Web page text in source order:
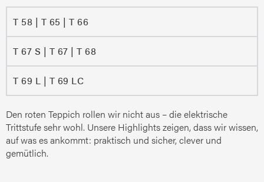
T 58 | T 65 | T 66
T 67 S | T 67 | T 68
T 69 L | T 69 LC
Den roten Teppich rollen wir nicht aus – die elektrische
Trittstufe sehr wohl. Unsere Highlights zeigen, dass wir wissen,
auf was es ankommt: praktisch und sicher, clever und
gemütlich.